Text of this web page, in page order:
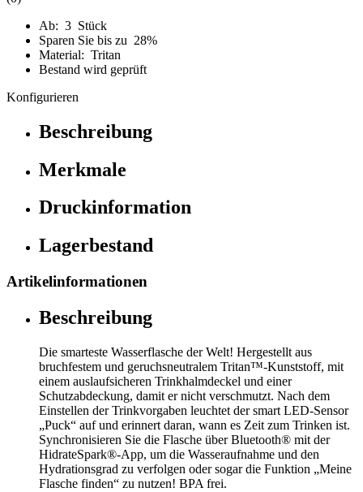
Ab: 3 Stück
Sparen Sie bis zu 28%
Material: Tritan
Bestand wird geprüft
Konfigurieren
Beschreibung
Merkmale
Druckinformation
Lagerbestand
Artikelinformationen
Beschreibung
Die smarteste Wasserflasche der Welt! Hergestellt aus
bruchfestem und geruchsneutralem Tritan™-Kunststoff, mit
einem auslaufsicheren Trinkhalmdeckel und einer
Schutzabdeckung, damit er nicht verschmutzt. Nach dem
Einstellen der Trinkvorgaben leuchtet der smart LED-Sensor
„Puck“ auf und erinnert daran, wann es Zeit zum Trinken ist.
Synchronisieren Sie die Flasche über Bluetooth® mit der
HidrateSpark®-App, um die Wasseraufnahme und den
Hydrationsgrad zu verfolgen oder sogar die Funktion „Meine
Flasche finden“ zu nutzen! BPA frei.